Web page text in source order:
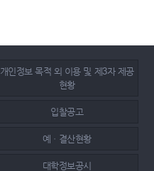
개인정보 목적 외 이용 및 제3자 제공
현황
입찰공고
예ㆍ결산현황
대학정보공시